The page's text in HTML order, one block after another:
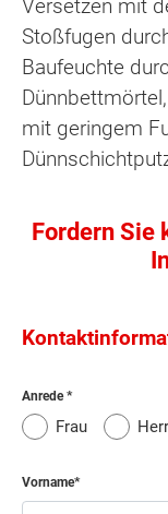
Versetzen mit
Stoßfugen
Baufeuchte
mit geringem
Fordern Sie
Anrede
Frau Herr
Vorname